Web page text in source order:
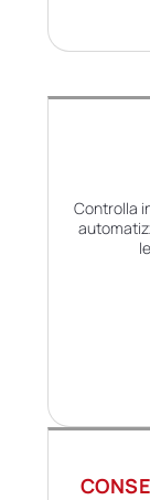
Controlla